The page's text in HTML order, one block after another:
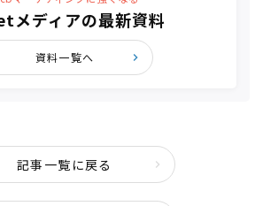
メディアの最新資料
資料一覧へ
記事一覧に戻る